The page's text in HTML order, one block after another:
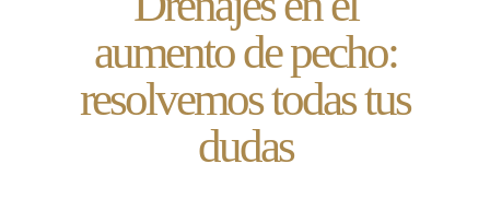
aumento de pecho:
resolvemos todas tus
dudas